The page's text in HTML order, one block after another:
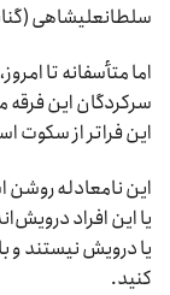
سلطانعلیشاهی
اما متأسفانه تا
سرکردگان این
این فراتر از سکوت
این نامعادله
یا این افراد
یا درویش نیستند و
کنید.